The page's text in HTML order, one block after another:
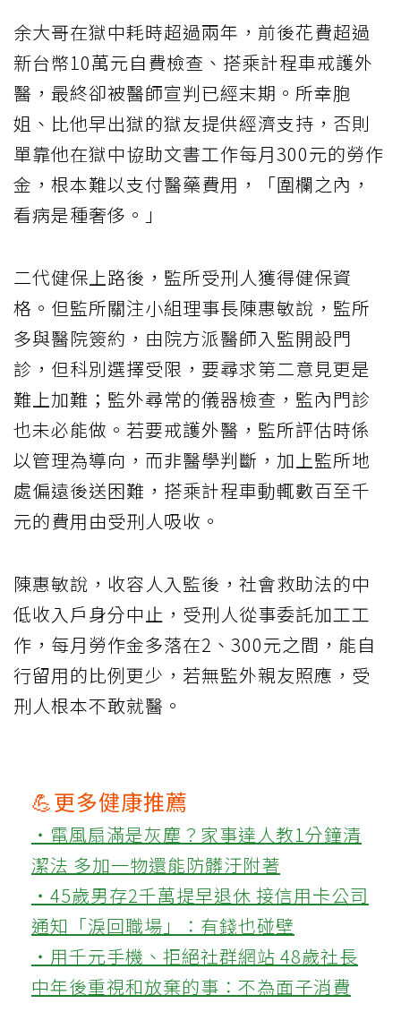
余大哥在獄中耗時超過兩年，前後花費超過
新台幣10萬元自費檢查、搭乘計程車戒護外
醫，最終卻被醫師宣判已經末期。所幸胞
姐、比他早出獄的獄友提供經濟支持，否則
單靠他在獄中協助文書工作每月300元的勞作
金，根本難以支付醫藥費用，「圍欄之內，
看病是種奢侈。」
二代健保上路後，監所受刑人獲得健保資
格。但監所關注小組理事長陳惠敏說，監所
多與醫院簽約，由院方派醫師入監開設門
診，但科別選擇受限，要尋求第二意見更是
難上加難；監外尋常的儀器檢查，監內門診
也未必能做。若要戒護外醫，監所評估時係
以管理為導向，而非醫學判斷，加上監所地
處偏遠後送困難，搭乘計程車動輒數百至千
元的費用由受刑人吸收。
陳惠敏說，收容人入監後，社會救助法的中
低收入戶身分中止，受刑人從事委託加工工
作，每月勞作金多落在2、300元之間，能自
行留用的比例更少，若無監外親友照應，受
刑人根本不敢就醫。
💪更多健康推薦
‧電風扇滿是灰塵？家事達人教1分鐘清
潔法 多加一物還能防髒汙附著
‧45歲男存2千萬提早退休 接信用卡公司
通知「淚回職場」：有錢也碰壁
‧用千元手機、拒絕社群網站 48歲社長
中年後重視和放棄的事：不為面子消費